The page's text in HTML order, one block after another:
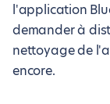
l'application
demander à
nettoyage de
encore.